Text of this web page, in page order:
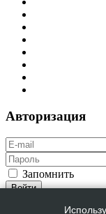
Авторизация
Запомнить